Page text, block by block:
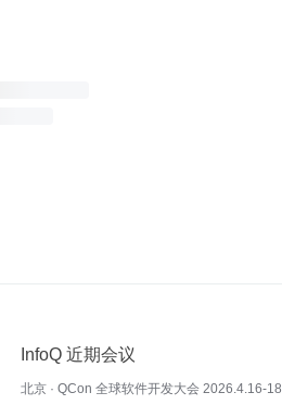
InfoQ 近期会议
北京 · QCon 全球软件开发大会 2026.4.16-18